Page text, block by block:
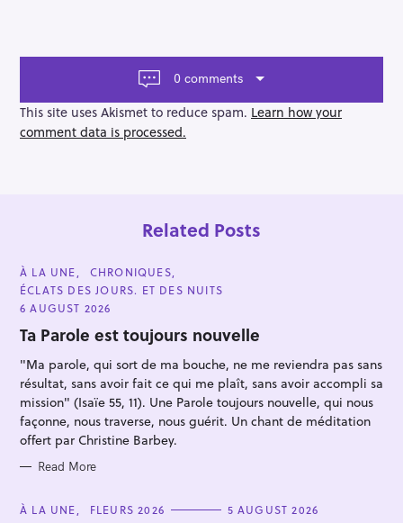
t
n
0 comments
This site uses Akismet to reduce spam. Learn how your
comment data is processed.
Related Posts
C
A
T
E
G
O
R
E
À LA UNE
CHRONIQUES
ÉCLATS DES JOURS. ET DES NUITS
6 AUGUST 2026
Ta Parole est toujours nouvelle
"Ma parole, qui sort de ma bouche, ne me reviendra pas sans
résultat, sans avoir fait ce qui me plaît, sans avoir accompli sa
mission" (Isaïe 55, 11). Une Parole toujours nouvelle, qui nous
façonne, nous traverse, nous guérit. Un chant de méditation
offert par Christine Barbey.
Read More
C
À LA UNE FLEURS 2026 5 AUGUST 2026